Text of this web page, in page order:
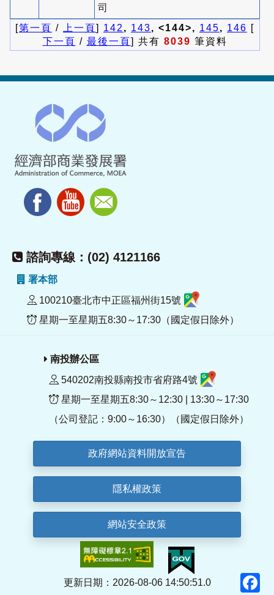
司
[第一頁 / 上一頁] 142 , 143, <144>, 145, 146 [
下一頁 / 最後一頁] 共有 8039 筆資料
諮詢專線：(02) 4121166
署本部
100210臺北市中正區福州街15號
星期一至星期五8:30～17:30（國定假日除外）
南投辦公區
540202南投縣南投市省府路4號
星期一至星期五8:30～12:30 | 13:30～17:30
（公司登記：9:00～16:30）（國定假日除外）
政府網站資料開放宣告
隱私權政策
網站安全政策
更新日期：2026-08-06 14:50:51.0